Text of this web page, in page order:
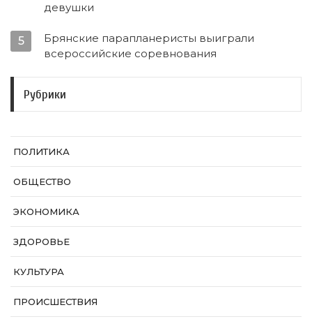
девушки
5
Брянские парапланеристы выиграли
всероссийские соревнования
Рубрики
ПОЛИТИКА
ОБЩЕСТВО
ЭКОНОМИКА
ЗДОРОВЬЕ
КУЛЬТУРА
ПРОИСШЕСТВИЯ